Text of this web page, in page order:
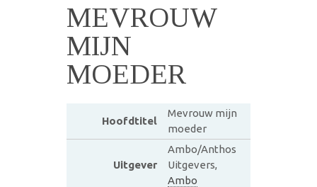
MEVROUW
MIJN
MOEDER
Hoofdtitel
Mevrouw mijn
moeder
Uitgever
Ambo/Anthos
Uitgevers,
Ambo